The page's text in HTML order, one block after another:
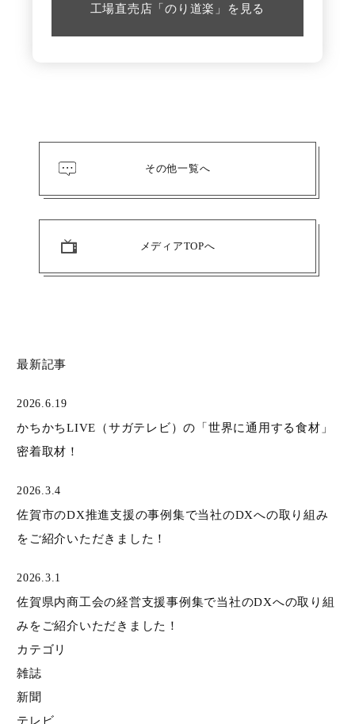
商品番号
価格（税別）
在庫
在庫なし商品を表示しない
工場直売店「のり道楽」を見る
その他一覧へ
メディアTOPへ
最新記事
2026.6.19
かちかちLIVE（サガテレビ）の「世界に通用する食材」
密着取材！
2026.3.4
佐賀市のDX推進支援の事例集で当社のDXへの取り組み
をご紹介いただきました！
2026.3.1
佐賀県内商工会の経営支援事例集で当社のDXへの取り組
みをご紹介いただきました！
カテゴリ
雑誌
新聞
テレビ